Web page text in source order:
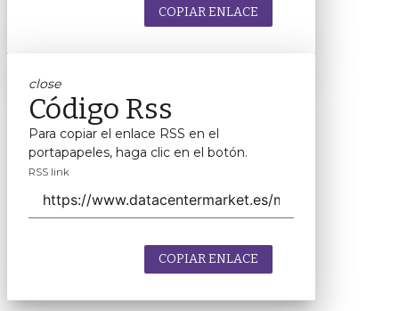
COPIAR ENLACE
close
Código Rss
Para copiar el enlace RSS en el
portapapeles, haga clic en el botón.
RSS link
COPIAR ENLACE